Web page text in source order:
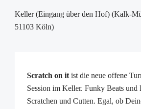
Keller (Eingang über den Hof) (Kalk-
51103 Köln)
Scratch on it ist die neue offene
Session im Keller. Funky Beats und
Scratchen und Cutten. Egal, ob